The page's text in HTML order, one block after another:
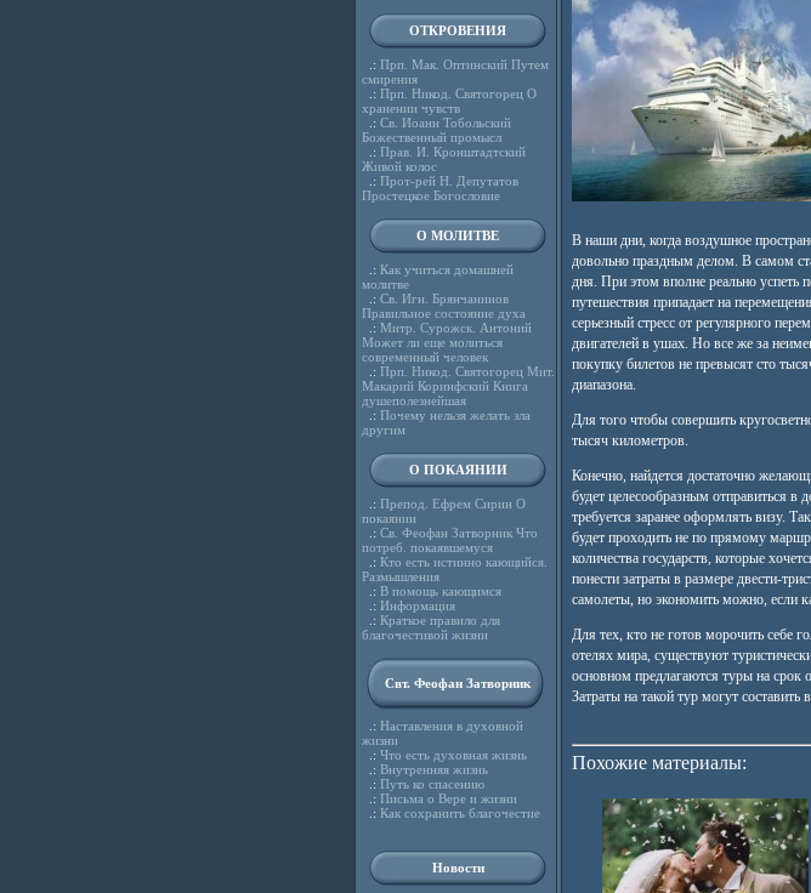
ОТКРОВЕНИЯ
.: Прп. Мак. Оптинский Путем
смирения
.: Прп. Никод. Святогорец О
хранении чувств
.: Св. Иоанн Тобольский
Божественный промысл
.: Прав. И. Кронштадтский
Живой колос
.: Прот-рей Н. Депутатов
Простецкое Богословие
О МОЛИТВЕ
.: Как учиться домашней
молитве
.: Св. Игн. Брянчанинов
Правильное состояние духа
.: Митр. Сурожск. Антоний
Может ли еще молиться
современный человек
.: Прп. Никод. Святогорец Мит.
Макарий Коринфский Книга
душеполезнейшая
.: Почему нельзя желать зла
другим
О ПОКАЯНИИ
.: Препод. Ефрем Сирин О
покаянии
.: Св. Феофан Затворник Что
потреб. покаявшемуся
.: Кто есть истинно кающийся.
Размышления
.: В помощь кающимся
.: Информация
.: Краткое правило для
благочестивой жизни
Свт. Феофан Затворник
.: Наставления в духовной
жизни
.: Что есть духовная жизнь
.: Внутренняя жизнь
.: Путь ко спасению
.: Письма о Вере и жизни
.: Как сохранить благочестие
Новости
В наши дни, когда воздушное
довольно праздным делом. В самом
дня. При этом вполне реально успеть
путешествия припадает на
серьезный стресс от регулярного
двигателей в ушах. Но все же за
покупку билетов не превысят сто
диапазона.
Для того чтобы совершить
тысяч километров.
Конечно, найдется достаточно
будет целесообразным отправиться в
требуется заранее оформлять визу.
будет проходить не по прямому
количества государств, которые
понести затраты в размере двести-
самолеты, но экономить можно, если
Для тех, кто не готов морочить себе
отелях мира, существуют
основном предлагаются туры на срок
Затраты на такой тур могут составить
Похожие материалы: